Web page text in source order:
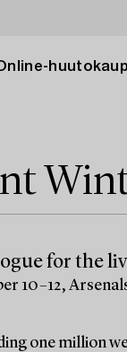
for the
10–12,
one million